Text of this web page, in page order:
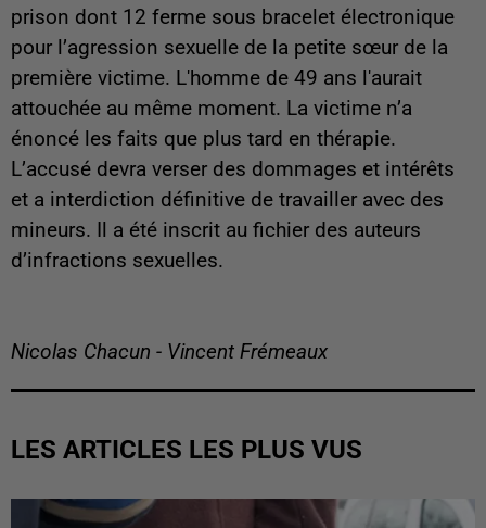
prison dont 12 ferme sous bracelet électronique
pour l’agression sexuelle de la petite sœur de la
première victime. L'homme de 49 ans l'aurait
attouchée au même moment. La victime n’a
énoncé les faits que plus tard en thérapie.
L’accusé devra verser des dommages et intérêts
et a interdiction définitive de travailler avec des
mineurs. Il a été inscrit au fichier des auteurs
d’infractions sexuelles.
Nicolas Chacun - Vincent Frémeaux
LES ARTICLES LES PLUS VUS